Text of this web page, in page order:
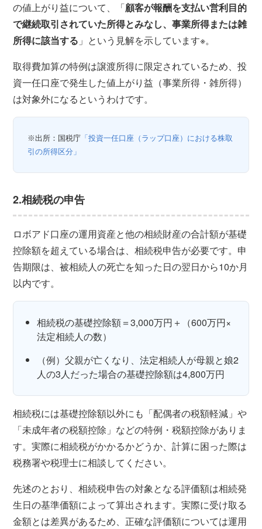
の値上がり益について、「顧客が報酬を支払い営利目的
で継続取引されていた所得とみなし、事業所得または雑
所得に該当する 」という見解を示しています※。
取得費加算の特例は譲渡所得に限定されているため、投
資一任口座で発生した値上がり益（事業所得・雑所得）
は対象外になるというわけです。
※出所：国税庁 「投資一任口座（ラップ口座）における株取
引の所得区分」
2.相続税の申告
ロボアド口座の運用資産と他の相続財産の合計額が基礎
控除額を超えている場合は、相続税申告が必要です。申
告期限は、被相続人の死亡を知った日の翌日から10か月
以内です。
相続税の基礎控除額＝3,000万円＋（600万円×
法定相続人の数）
（例）父親が亡くなり、法定相続人が母親と娘2
人の3人だった場合の基礎控除額は4,800万円
相続税には基礎控除額以外にも「配偶者の税額軽減」や
「未成年者の税額控除」などの特例・税額控除がありま
す。実際に相続税がかかるかどうか、計算に困った際は
税務署や税理士に相談してください。
先述のとおり、相続税申告の対象となる評価額は相続発
生日の基準価額によって算出されます。実際に受け取る
金額とは差異があるため、正確な評価額については運用